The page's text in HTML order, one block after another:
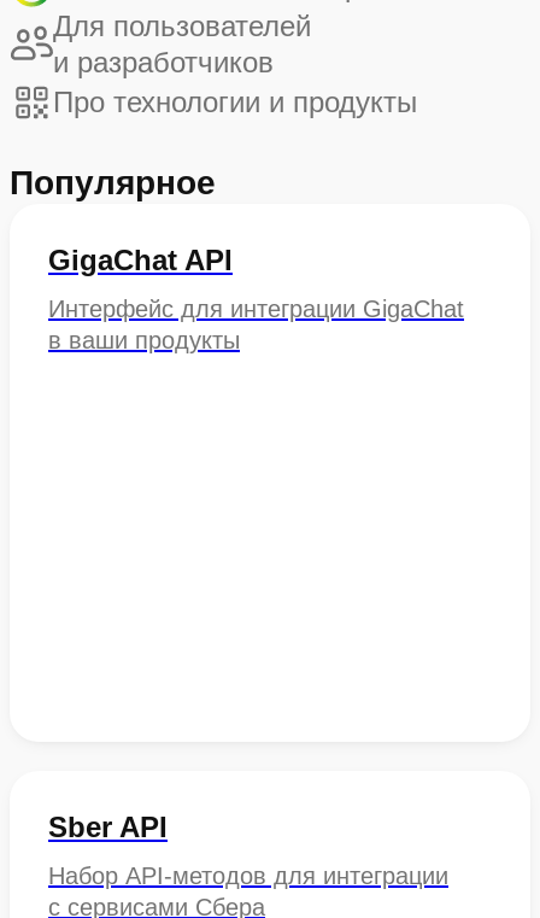
Для пользователей
и разработчиков
Про технологии и продукты
Популярное
GigaChat API
Интерфейс для интеграции GigaChat
в ваши продукты
Sber API
Набор API-методов для интеграции
с сервисами Сбера